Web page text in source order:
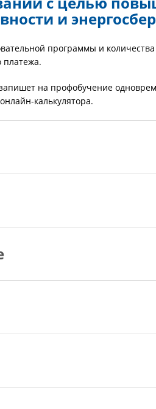
и
программы и
платежа.
на профобучение
калькулятора.